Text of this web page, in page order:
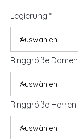
Legierung
Ringgröße Damen
Ringgröße Herren